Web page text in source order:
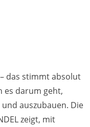
das stimmt absolut
es darum geht,
auszubauen. Die
zeigt, mit